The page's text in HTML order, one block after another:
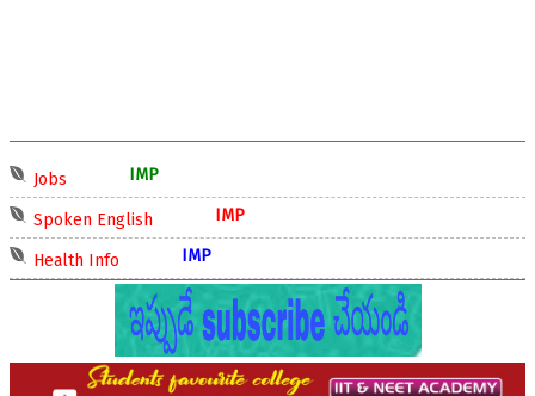
Jobs IMP
Spoken English IMP
Health Info IMP